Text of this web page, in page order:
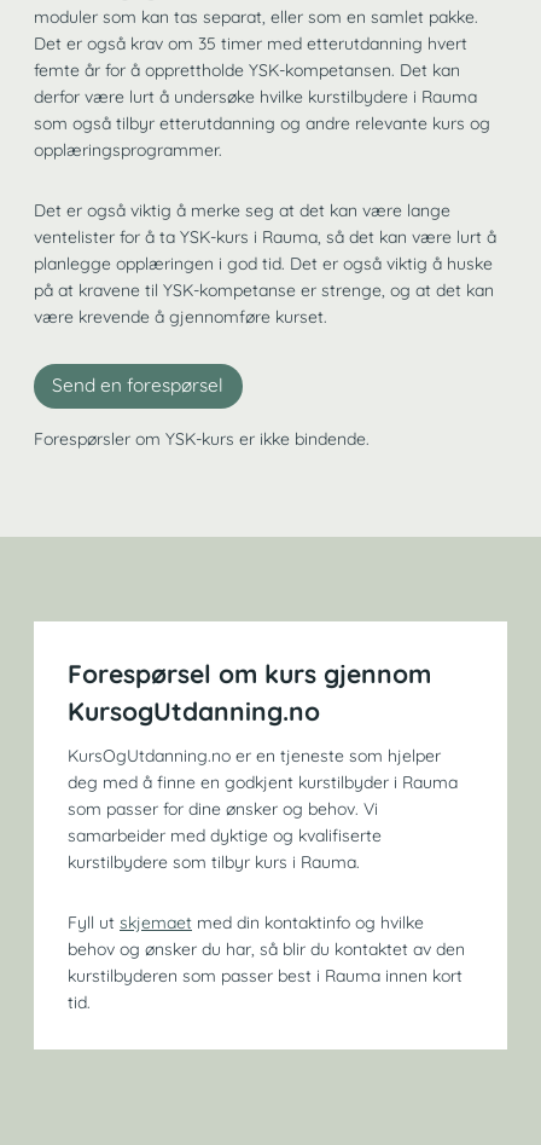
moduler som kan tas separat, eller som en samlet pakke.
Det er også krav om 35 timer med etterutdanning hvert
femte år for å opprettholde YSK-kompetansen. Det kan
derfor være lurt å undersøke hvilke kurstilbydere i Rauma
som også tilbyr etterutdanning og andre relevante kurs og
opplæringsprogrammer.
Det er også viktig å merke seg at det kan være lange
ventelister for å ta YSK-kurs i Rauma, så det kan være lurt å
planlegge opplæringen i god tid. Det er også viktig å huske
på at kravene til YSK-kompetanse er strenge, og at det kan
være krevende å gjennomføre kurset.
Send en forespørsel
Forespørsler om YSK-kurs er ikke bindende.
Forespørsel om kurs gjennom
KursogUtdanning.no
KursOgUtdanning.no er en tjeneste som hjelper
deg med å finne en godkjent kurstilbyder i Rauma
som passer for dine ønsker og behov. Vi
samarbeider med dyktige og kvalifiserte
kurstilbydere som tilbyr kurs i Rauma.
Fyll ut skjemaet med din kontaktinfo og hvilke
behov og ønsker du har, så blir du kontaktet av den
kurstilbyderen som passer best i Rauma innen kort
tid.